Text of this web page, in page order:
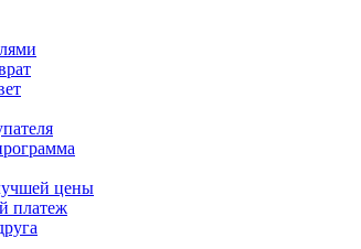
цены
платеж